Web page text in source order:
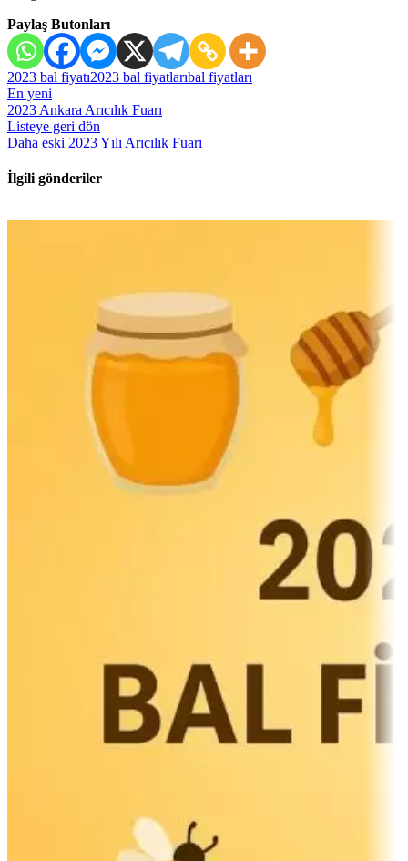
Paylaş Butonları
2023 bal fiyatı2023 bal fiyatlarıbal fiyatları
En yeni
2023 Ankara Arıcılık Fuarı
Listeye geri dön
Daha eski 2023 Yılı Arıcılık Fuarı
İlgili gönderiler